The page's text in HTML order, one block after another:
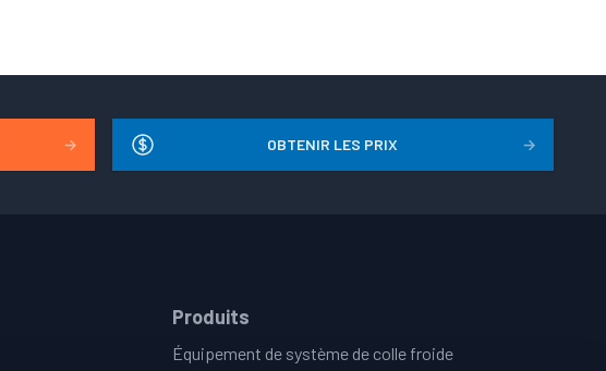
→ OBTENIR LES PRIX →
Produits
Équipement de système de colle froide